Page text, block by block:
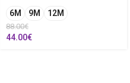
6M 9M 12Μ
88.00€
44.00€